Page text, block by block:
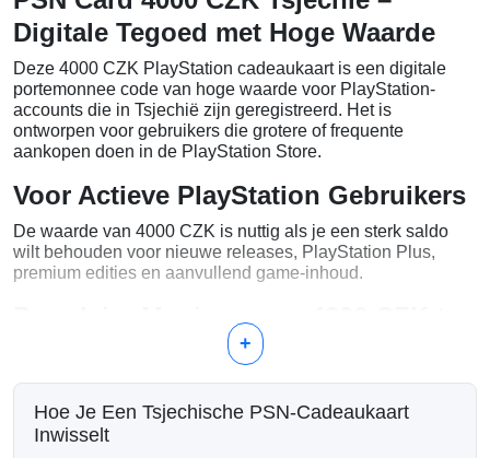
Digitale Tegoed met Hoge Waarde
Deze 4000 CZK PlayStation cadeaukaart is een digitale
portemonnee code van hoge waarde voor PlayStation-
accounts die in Tsjechië zijn geregistreerd. Het is
ontworpen voor gebruikers die grotere of frequente
aankopen doen in de PlayStation Store.
Voor Actieve PlayStation Gebruikers
De waarde van 4000 CZK is nuttig als je een sterk saldo
wilt behouden voor nieuwe releases, PlayStation Plus,
premium edities en aanvullend game-inhoud.
Populaire Manieren om 4000 CZK te
Meerdere digitale games kopen
Deluxe of ultimate edities aanschaffen
PlayStation Plus verlengen
Uitbreidingspakketten en DLC-collecties toevoegen
+
Hoe Je Een Tsjechische PSN-Cadeaukaart
Inwisselt